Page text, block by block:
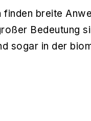
finden breite
Bedeutung
sogar in der